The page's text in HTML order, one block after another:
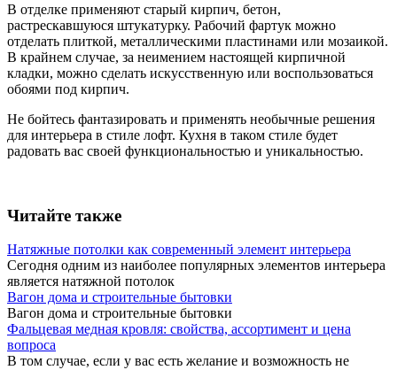
В отделке применяют старый кирпич, бетон,
растрескавшуюся штукатурку. Рабочий фартук можно
отделать плиткой, металлическими пластинами или мозаикой.
В крайнем случае, за неимением настоящей кирпичной
кладки, можно сделать искусственную или воспользоваться
обоями под кирпич.
Не бойтесь фантазировать и применять необычные решения
для интерьера в стиле лофт. Кухня в таком стиле будет
радовать вас своей функциональностью и уникальностью.
Читайте также
Натяжные потолки как современный элемент интерьера
Сегодня одним из наиболее популярных элементов интерьера
является натяжной потолок
Вагон дома и строительные бытовки
Вагон дома и строительные бытовки
Фальцевая медная кровля: свойства, ассортимент и цена
вопроса
В том случае, если у вас есть желание и возможность не